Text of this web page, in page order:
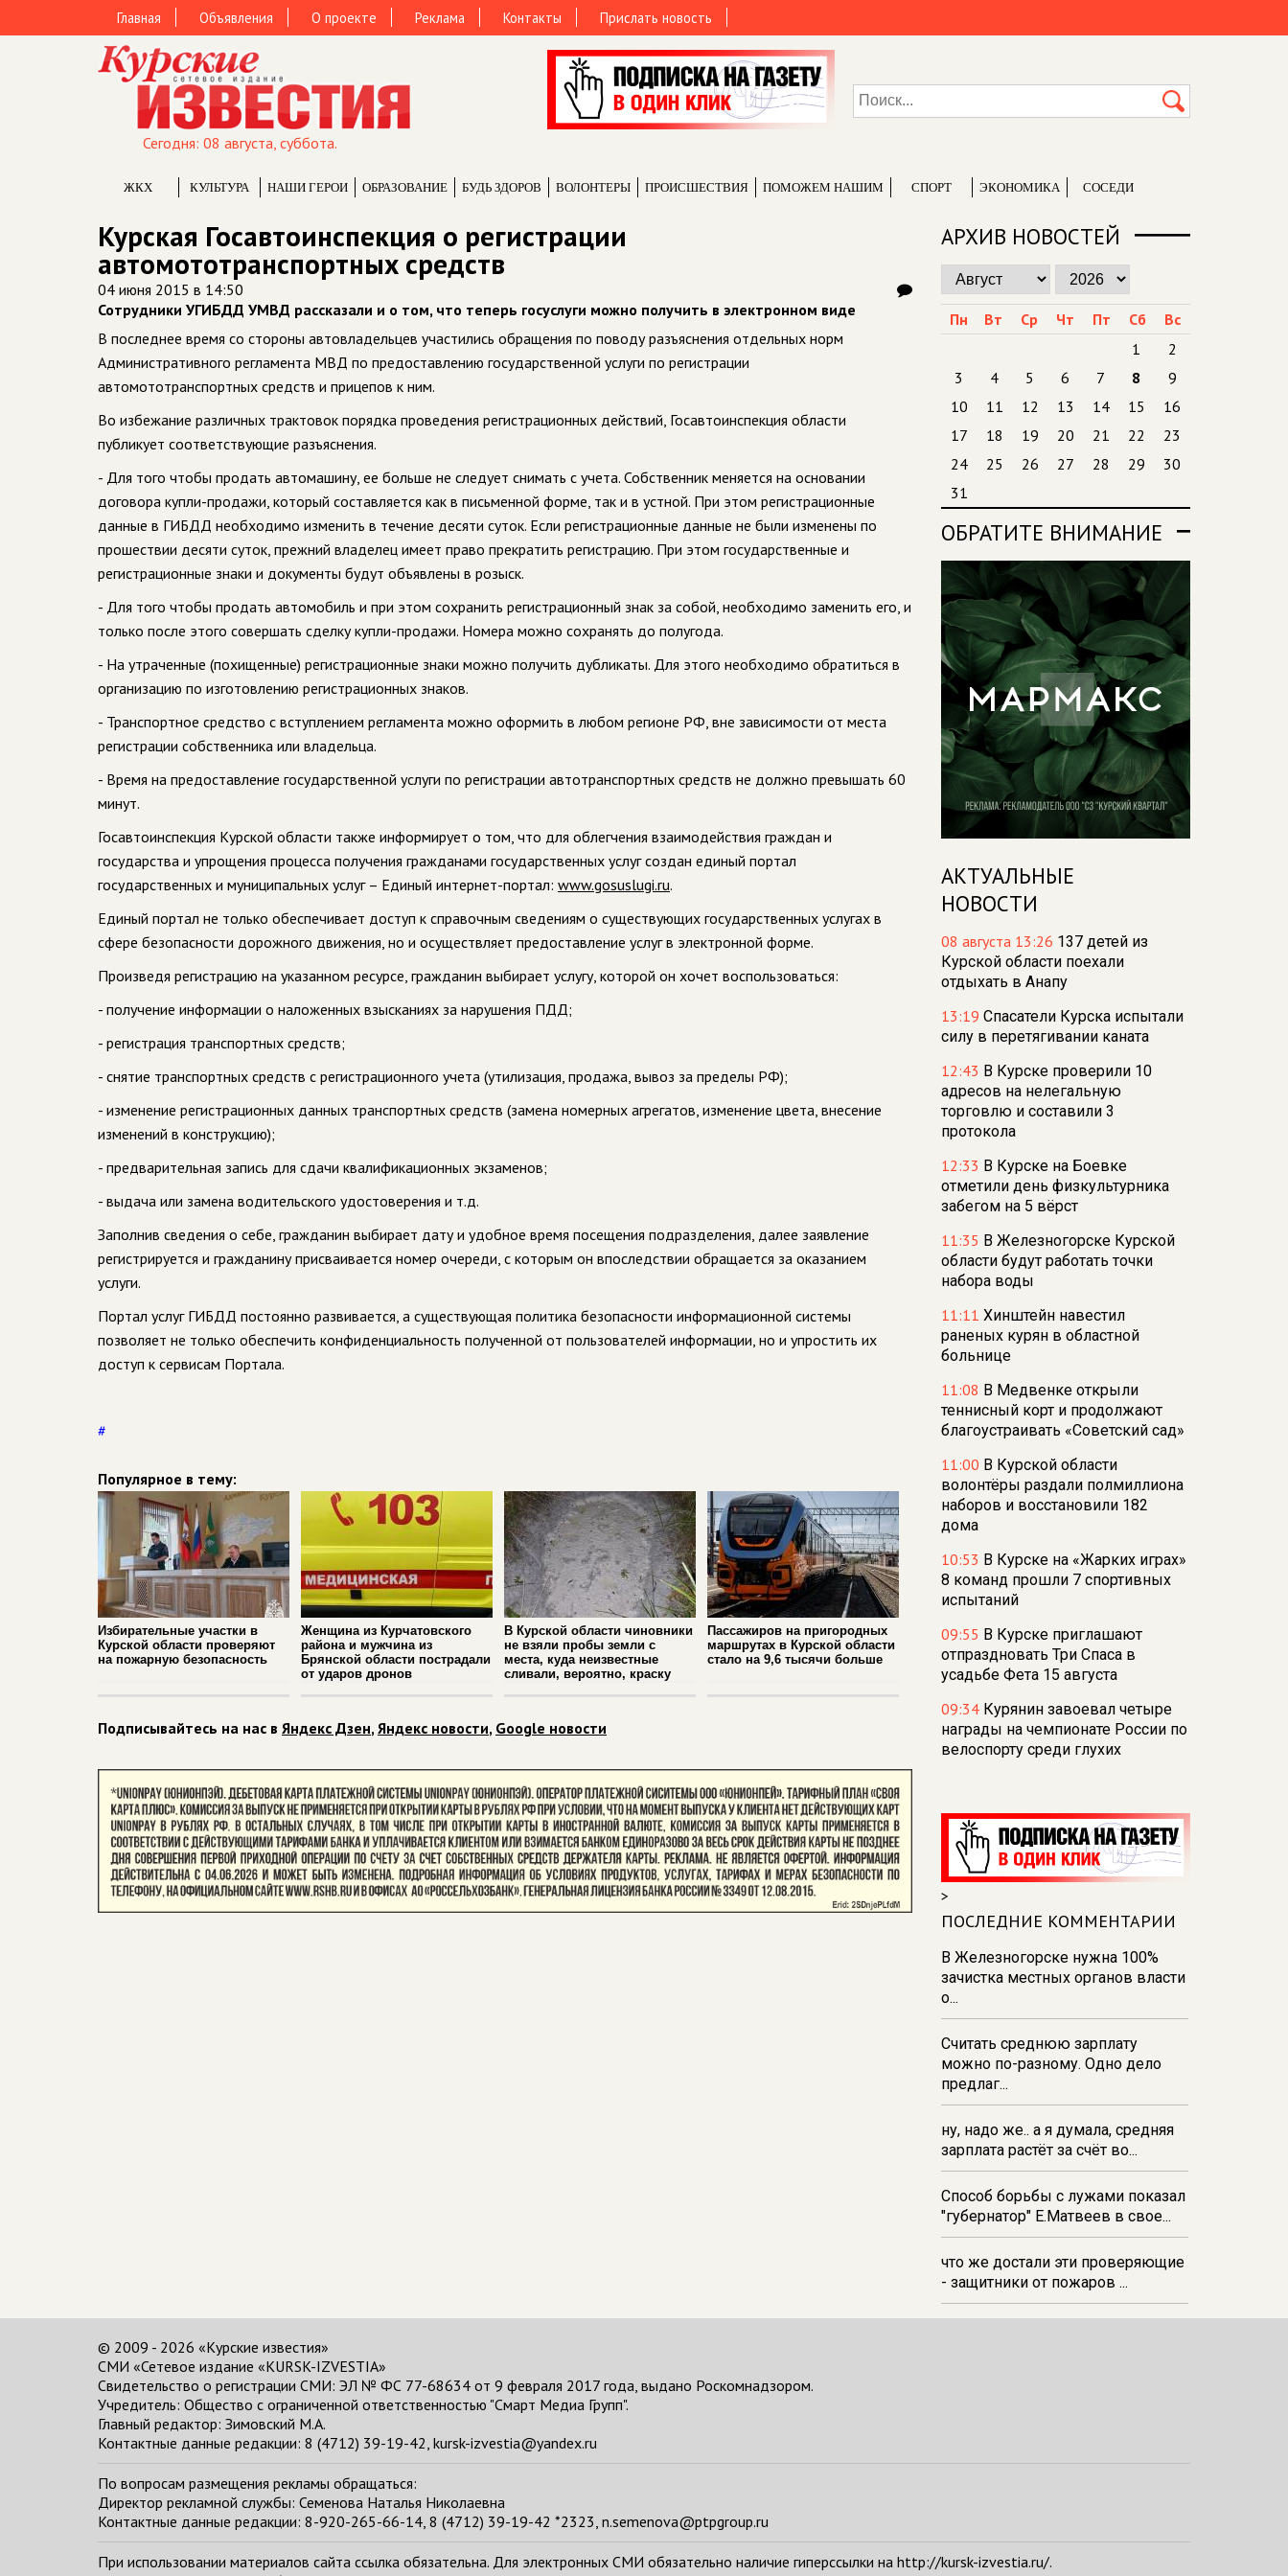
Главная Объявления О проекте Реклама Контакты Прислать новость
Сегодня: 08 августа, суббота.
ЖКХ КУЛЬТУРА НАШИ ГЕРОИ ОБРАЗОВАНИЕ БУДЬ ЗДОРОВ ВОЛОНТЕРЫ ПРОИCШЕСТВИЯ ПОМОЖЕМ НАШИМ СПОРТ ЭКОНОМИКА СОСЕДИ
Курская Госавтоинспекция о регистрации
автомототранспортных средств
04 июня 2015 в 14:50
Сотрудники УГИБДД УМВД рассказали и о том, что теперь госуслуги можно получить в электронном виде
В последнее время со стороны автовладельцев участились обращения по поводу разъяснения отдельных норм
Административного регламента МВД по предоставлению государственной услуги по регистрации
автомототранспортных средств и прицепов к ним.
Во избежание различных трактовок порядка проведения регистрационных действий, Госавтоинспекция области
публикует соответствующие разъяснения.
- Для того чтобы продать автомашину, ее больше не следует снимать с учета. Собственник меняется на основании
договора купли-продажи, который составляется как в письменной форме, так и в устной. При этом регистрационные
данные в ГИБДД необходимо изменить в течение десяти суток. Если регистрационные данные не были изменены по
прошествии десяти суток, прежний владелец имеет право прекратить регистрацию. При этом государственные и
регистрационные знаки и документы будут объявлены в розыск.
- Для того чтобы продать автомобиль и при этом сохранить регистрационный знак за собой, необходимо заменить его, и
только после этого совершать сделку купли-продажи. Номера можно сохранять до полугода.
- На утраченные (похищенные) регистрационные знаки можно получить дубликаты. Для этого необходимо обратиться в
организацию по изготовлению регистрационных знаков.
- Транспортное средство с вступлением регламента можно оформить в любом регионе РФ, вне зависимости от места
регистрации собственника или владельца.
- Время на предоставление государственной услуги по регистрации автотранспортных средств не должно превышать 60
минут.
Госавтоинспекция Курской области также информирует о том, что для облегчения взаимодействия граждан и
государства и упрощения процесса получения гражданами государственных услуг создан единый портал
государственных и муниципальных услуг – Единый интернет-портал: www.gosuslugi.ru.
Единый портал не только обеспечивает доступ к справочным сведениям о существующих государственных услугах в
сфере безопасности дорожного движения, но и осуществляет предоставление услуг в электронной форме.
Произведя регистрацию на указанном ресурсе, гражданин выбирает услугу, которой он хочет воспользоваться:
- получение информации о наложенных взысканиях за нарушения ПДД;
- регистрация транспортных средств;
- снятие транспортных средств с регистрационного учета (утилизация, продажа, вывоз за пределы РФ);
- изменение регистрационных данных транспортных средств (замена номерных агрегатов, изменение цвета, внесение
изменений в конструкцию);
- предварительная запись для сдачи квалификационных экзаменов;
- выдача или замена водительского удостоверения и т.д.
Заполнив сведения о себе, гражданин выбирает дату и удобное время посещения подразделения, далее заявление
регистрируется и гражданину присваивается номер очереди, с которым он впоследствии обращается за оказанием
услуги.
Портал услуг ГИБДД постоянно развивается, а существующая политика безопасности информационной системы
позволяет не только обеспечить конфиденциальность полученной от пользователей информации, но и упростить их
доступ к сервисам Портала.
#
Популярное в тему:
Избирательные участки в
Курской области проверяют
на пожарную безопасность
Женщина из Курчатовского
района и мужчина из
Брянской области пострадали
от ударов дронов
В Курской области чиновники
не взяли пробы земли с
места, куда неизвестные
сливали, вероятно, краску
Пассажиров на пригородных
маршрутах в Курской области
стало на 9,6 тысячи больше
Подписывайтесь на нас в Яндекс Дзен,Яндекс новости, Google новости
АРХИВ НОВОСТЕЙ
Пн Вт Ср Чт Пт Сб
Вс
1
2
3
4 5 6 7 8
9
10
11 12 13 14 15
16
17
18 19 20 21 22
23
24
25 26 27 28 29
30
31
ОБРАТИТЕ ВНИМАНИЕ
АКТУАЛЬНЫЕ
НОВОСТИ
08 августа 13:26 137 детей из
Курской области поехали
отдыхать в Анапу
13:19 Спасатели Курска испытали
силу в перетягивании каната
12:43 В Курске проверили 10
адресов на нелегальную
торговлю и составили 3
протокола
12:33 В Курске на Боевке
отметили день физкультурника
забегом на 5 вёрст
11:35 В Железногорске Курской
области будут работать точки
набора воды
11:11 Хинштейн навестил
раненых курян в областной
больнице
11:08 В Медвенке открыли
теннисный корт и продолжают
благоустраивать «Советский сад»
11:00 В Курской области
волонтёры раздали полмиллиона
наборов и восстановили 182
дома
10:53 В Курске на «Жарких играх»
8 команд прошли 7 спортивных
испытаний
09:55 В Курске приглашают
отпраздновать Три Спаса в
усадьбе Фета 15 августа
09:34 Курянин завоевал четыре
награды на чемпионате России по
велоспорту среди глухих
снимают ролики против
преступлений
09:17Над Курской областью за
сутки перехватили
250 дронов — Хинштейн
07 августа 21:19В
железногорской горбольнице
решили проблему нехватки воды
не парковать авто в местах
проведения ремонтов
>
ПОСЛЕДНИЕ КОММЕНТАРИИ
В Железногорске нужна 100%
зачистка местных органов власти
о...
Считать среднюю зарплату
можно по-разному. Одно дело
предлаг...
ну, надо же.. а я думала, средняя
зарплата растёт за счёт во...
Способ борьбы с лужами показал
"губернатор" Е.Матвеев в свое...
что же достали эти проверяющие
- защитники от пожаров ...
© 2009 - 2026 «Курские известия»
СМИ «Сетевое издание «KURSK-IZVESTIA»
Свидетельство о регистрации СМИ: ЭЛ № ФС 77-68634 от 9 февраля 2017 года, выдано Роскомнадзором.
Учредитель: Общество с ограниченной ответственностью "Смарт Медиа Групп".
Главный редактор: Зимовский М.А.
Контактные данные редакции: 8 (4712) 39-19-42, kursk-izvestia@yandex.ru
По вопросам размещения рекламы обращаться:
Директор рекламной службы: Семенова Наталья Николаевна
Контактные данные редакции: 8-920-265-66-14, 8 (4712) 39-19-42 *2323, n.semenova@ptpgroup.ru
При использовании материалов сайта ссылка обязательна. Для электронных СМИ обязательно наличие гиперссылки на http://kursk-izvestia.ru/.